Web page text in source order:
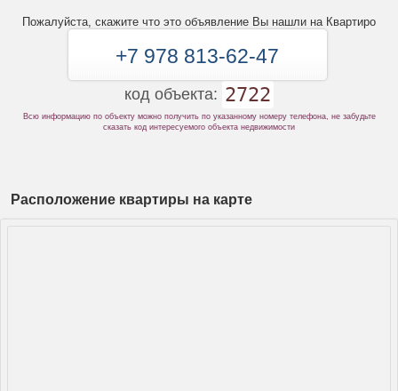
Пожалуйста, скажите что это объявление Вы нашли на Квартиро
+7 978 813-62-47
код объекта: 2722
Всю информацию по объекту можно получить по указанному номеру телефона, не забудьте
сказать код интересуемого объекта недвижимости
Расположение квартиры на карте